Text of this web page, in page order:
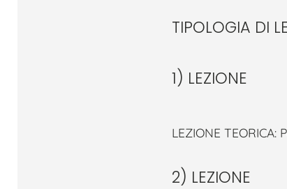
TIPOLOGIA DI
1) LEZIONE
LEZIONE
2) LEZIONE